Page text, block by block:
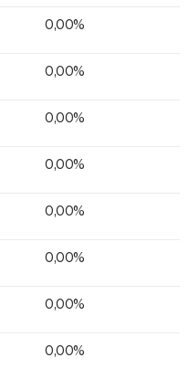
0,00%
0,00%
0,00%
0,00%
0,00%
0,00%
0,00%
0,00%